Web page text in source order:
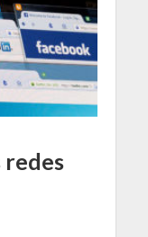
redes